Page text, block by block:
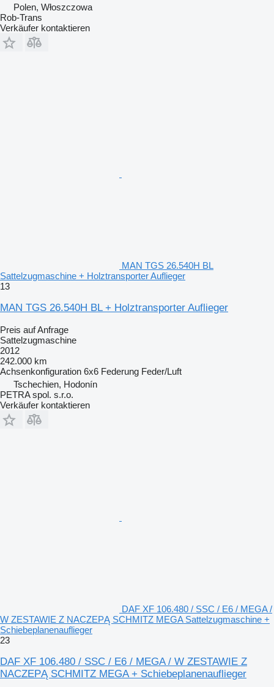
Polen, Włoszczowa
Rob-Trans
Verkäufer kontaktieren
MAN TGS 26.540H BL
Sattelzugmaschine + Holztransporter Auflieger
13
MAN TGS 26.540H BL + Holztransporter Auflieger
Preis auf Anfrage
Sattelzugmaschine
2012
242.000 km
Achsenkonfiguration 6x6 Federung Feder/Luft
Tschechien, Hodonín
PETRA spol. s.r.o.
Verkäufer kontaktieren
DAF XF 106.480 / SSC / E6 / MEGA /
W ZESTAWIE Z NACZEPĄ SCHMITZ MEGA Sattelzugmaschine +
Schiebeplanenauflieger
23
DAF XF 106.480 / SSC / E6 / MEGA / W ZESTAWIE Z
NACZEPĄ SCHMITZ MEGA + Schiebeplanenauflieger